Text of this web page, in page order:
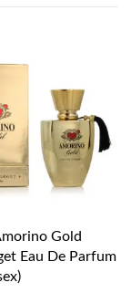
Gold
Eau De Parfum